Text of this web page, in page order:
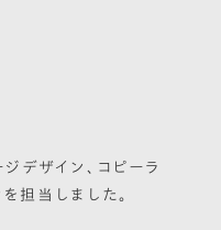
デザイン、コピーラ
担当しました。